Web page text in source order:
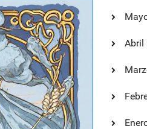
Abril